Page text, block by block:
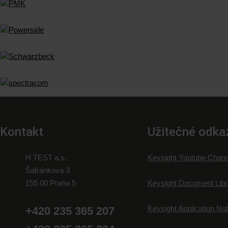
Kontakt
H TEST a.s.
Šafránkova 3
155 00 Praha 5
+420 235 365 207
Užitečné
Keysight Youtube
Keysight Document
Keysight Application